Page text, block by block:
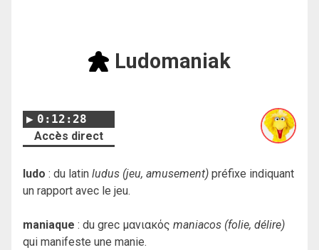
Ludomaniak
0:12:28
Accès direct
ludo : du latin ludus (jeu, amusement) préfixe indiquant
un rapport avec le jeu.
maniaque : du grec μανιακός maniacos (folie, délire)
qui manifeste une manie.